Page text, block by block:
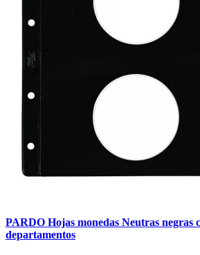
PARDO Hojas monedas Neutras negras
departamentos